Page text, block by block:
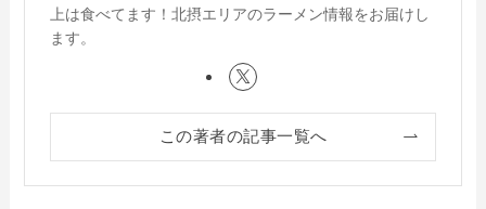
上は食べてます！北摂エリアのラーメン情報をお届けし
ます。
この著者の記事一覧へ